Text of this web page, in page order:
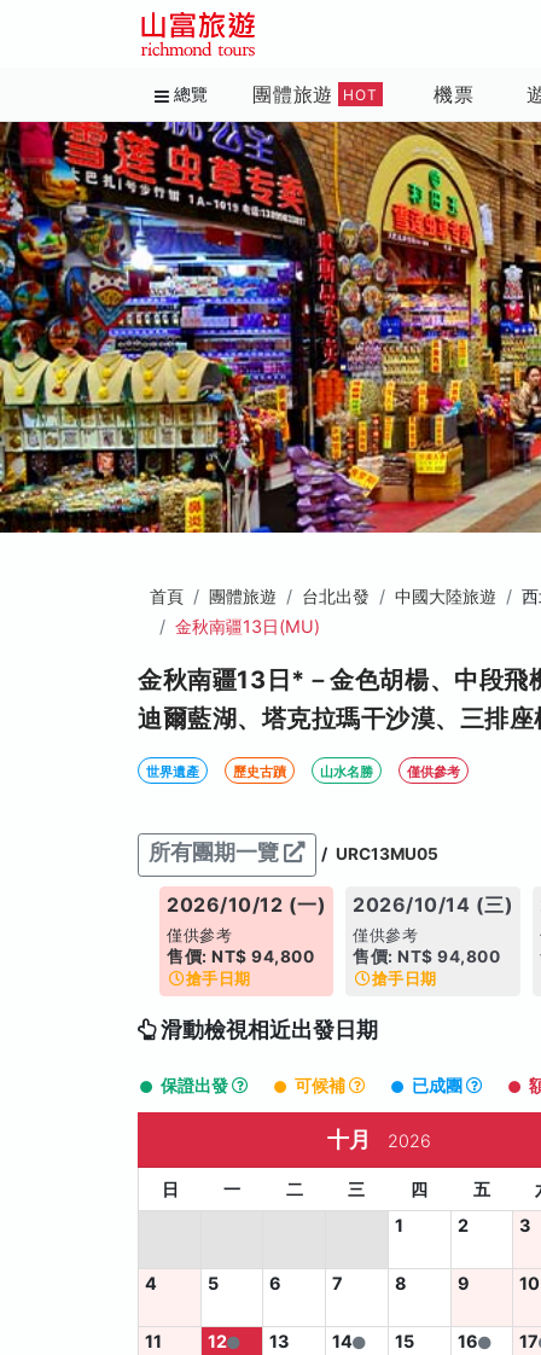
總覽 團體旅遊 HOT 機票
首頁 團體旅遊 台北出發 中國大陸旅遊
金秋南疆13日(MU)
金秋南疆13日*－金色胡楊、中段飛
迪爾藍湖、塔克拉瑪干沙漠、三排
世界遺產 歷史古蹟 山水名勝 僅供參考
所有團期一覽 / URC13MU05
2026/10/12 (一)
僅供參考
售價: NT$ 94,800
搶手日期
2026/10/14 (三)
僅供參考
售價: NT$ 94,800
搶手日期
滑動檢視相近出發日期
保證出發 可候補 已成團
十月 2026
日 一 二 三 四 五
1
2 3
4 5 6 7 8 9 10
11 12 13 14 15 16 17